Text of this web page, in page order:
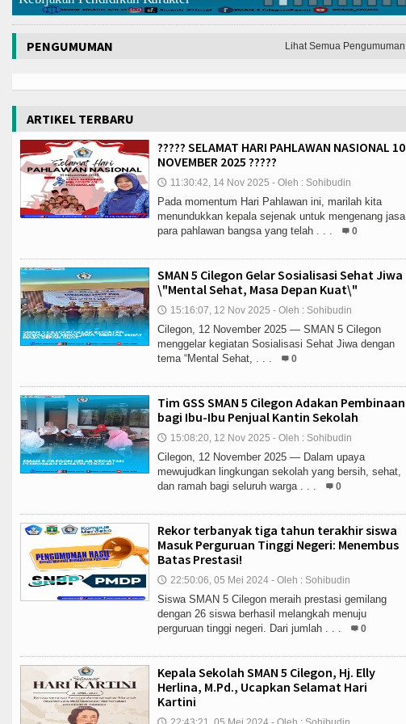
Lihat Semua Pengumuman
PENGUMUMAN
ARTIKEL TERBARU
????? SELAMAT HARI PAHLAWAN NASIONAL 10
NOVEMBER 2025 ?????
🕔 11:30:42, 14 Nov 2025 - Oleh : Sohibudin
Pada momentum Hari Pahlawan ini, marilah kita
menundukkan kepala sejenak untuk mengenang jasa
para pahlawan bangsa yang telah . . .
0
SMAN 5 Cilegon Gelar Sosialisasi Sehat Jiwa
\"Mental Sehat, Masa Depan Kuat\"
🕔 15:16:07, 12 Nov 2025 - Oleh : Sohibudin
Cilegon, 12 November 2025 — SMAN 5 Cilegon
menggelar kegiatan Sosialisasi Sehat Jiwa dengan
tema “Mental Sehat, . . .
0
Tim GSS SMAN 5 Cilegon Adakan Pembinaan
bagi Ibu-Ibu Penjual Kantin Sekolah
🕔 15:08:20, 12 Nov 2025 - Oleh : Sohibudin
Cilegon, 12 November 2025 — Dalam upaya
mewujudkan lingkungan sekolah yang bersih, sehat,
dan ramah bagi seluruh warga . . .
0
Rekor terbanyak tiga tahun terakhir siswa
Masuk Perguruan Tinggi Negeri: Menembus
Batas Prestasi!
🕔 22:50:06, 05 Mei 2024 - Oleh : Sohibudin
Siswa SMAN 5 Cilegon meraih prestasi gemilang
dengan 26 siswa berhasil melangkah menuju
perguruan tinggi negeri. Dari jumlah . . .
0
Kepala Sekolah SMAN 5 Cilegon, Hj. Elly
Herlina, M.Pd., Ucapkan Selamat Hari
Kartini